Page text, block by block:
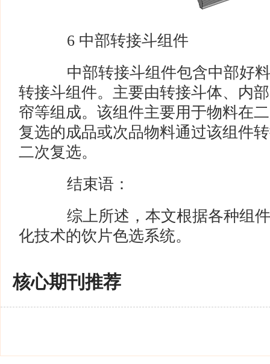
6 中部转接斗组件
中部转接斗组件包含中部好料
转接斗组件。主要由转接斗体、内
帘等组成。该组件主要用于物料在
复选的成品或次品物料通过该组件
二次复选。
结束语：
综上所述，本文根据各种组件
化技术的饮片色选系统。
核心期刊推荐